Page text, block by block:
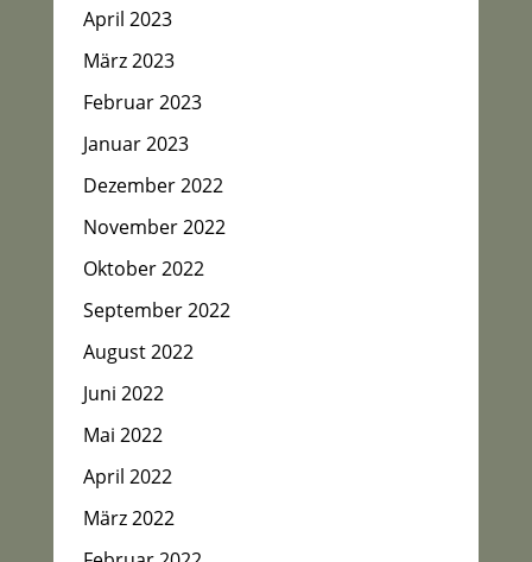
April 2023
März 2023
Februar 2023
Januar 2023
Dezember 2022
November 2022
Oktober 2022
September 2022
August 2022
Juni 2022
Mai 2022
April 2022
März 2022